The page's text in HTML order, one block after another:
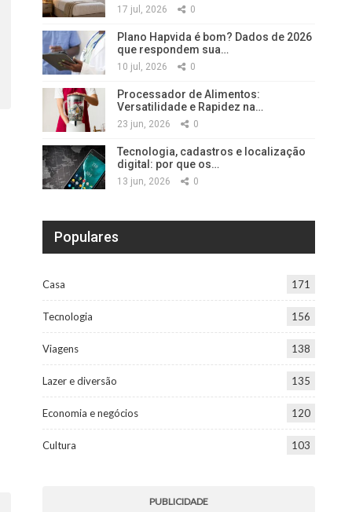
17 jul, 2026 0
Plano Hapvida é bom? Dados de 2026
que respondem sua…
10 jul, 2026 0
Processador de Alimentos:
Versatilidade e Rapidez na…
23 jun, 2026 0
Tecnologia, cadastros e localização
digital: por que os…
13 jun, 2026 0
Populares
Casa 171
Tecnologia 156
Viagens 138
Lazer e diversão 135
Economia e negócios 120
Cultura 103
PUBLICIDADE